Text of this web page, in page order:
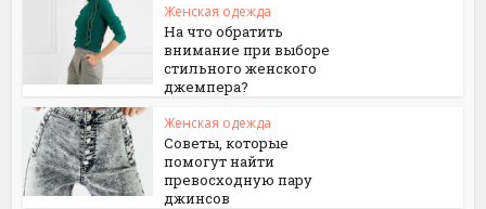
Женская одежда
На что обратить
внимание при выборе
стильного женского
джемпера?
Женская одежда
Советы, которые
помогут найти
превосходную пару
джинсов